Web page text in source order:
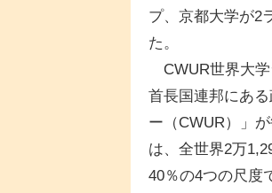
プ、京都大学が2
た。
CWUR世界大学
首長国連邦にあ
ー（CWUR）」
は、全世界2万
40％の4つの尺度